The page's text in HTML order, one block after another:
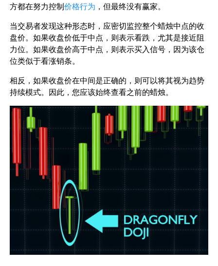
方都在努力控制价格行为 ，但最终没有赢家。
当交易者发现这种形态时，应密切监控整个蜡烛中点的收
盘价。如果收盘价低于中点，则表示看跌，尤其是接近阻
力位。如果收盘价高于中点，则表示买入信号，因为该仓
位类似于看涨销条。
相反，如果收盘价在中间是正确的，则可以将其视为趋势
持续模式。因此，您应该始终查看之前的蜡烛。